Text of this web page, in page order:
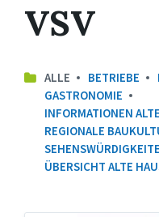
VSV
ALLE BETRIEBE
GASTRONOMIE
INFORMATIONEN
REGIONALE
ÜBERSICHT ALTE